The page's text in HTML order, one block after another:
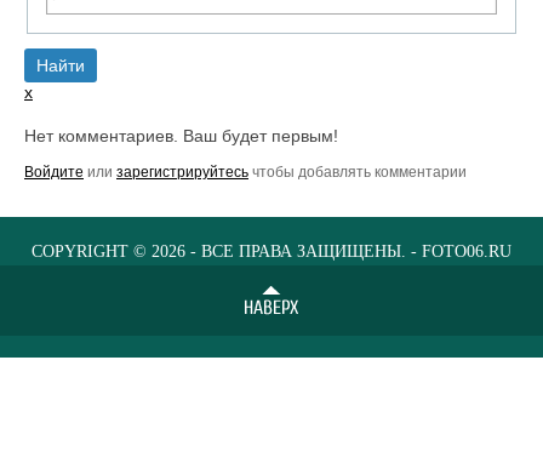
x
Нет комментариев. Ваш будет первым!
Войдите или зарегистрируйтесь чтобы добавлять комментарии
COPYRIGHT © 2026 - ВСЕ ПРАВА ЗАЩИЩЕНЫ. - FOTO06.RU